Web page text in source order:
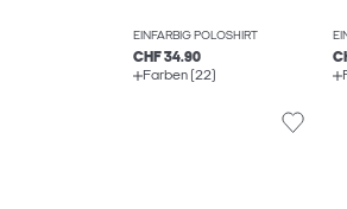
EINFARBIG POLOSHIRT
CHF 34.90
Farben (22)